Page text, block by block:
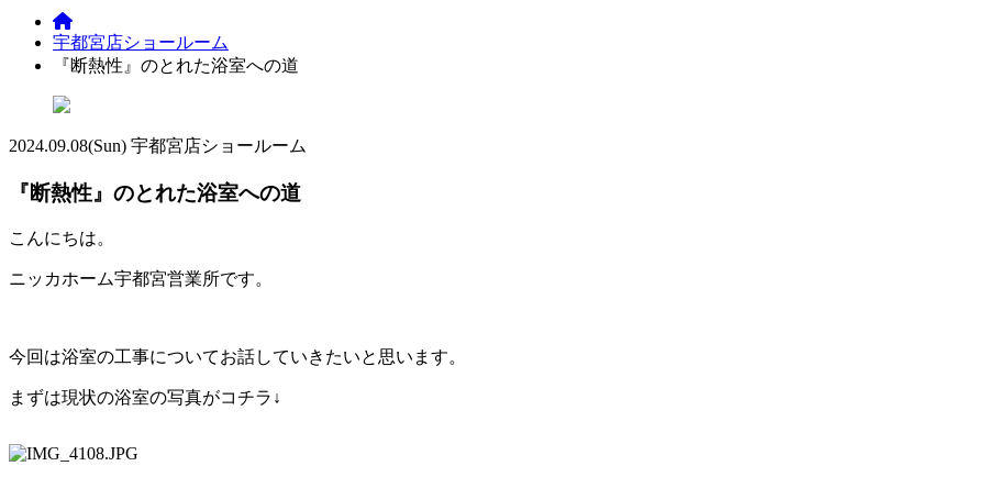
宇都宮店ショールーム
『断熱性』のとれた浴室への道
2024.09.08(Sun) 宇都宮店ショールーム
『断熱性』のとれた浴室への道
こんにちは。
ニッカホーム宇都宮営業所です。
今回は浴室の工事についてお話していきたいと思います。
まずは現状の浴室の写真がコチラ↓